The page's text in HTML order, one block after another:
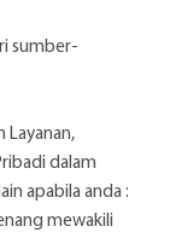
sumber-
Layanan,
dalam
apabila anda :
mewakili